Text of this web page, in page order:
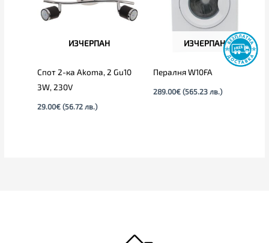
ИЗЧЕРПАН
Спот 2-ка Akoma, 2 Gu10
3W, 230V
29.00€ (56.72 лв.)
ИЗЧЕРПАН
Пералня W10FA
289.00€ (565.23 лв.)